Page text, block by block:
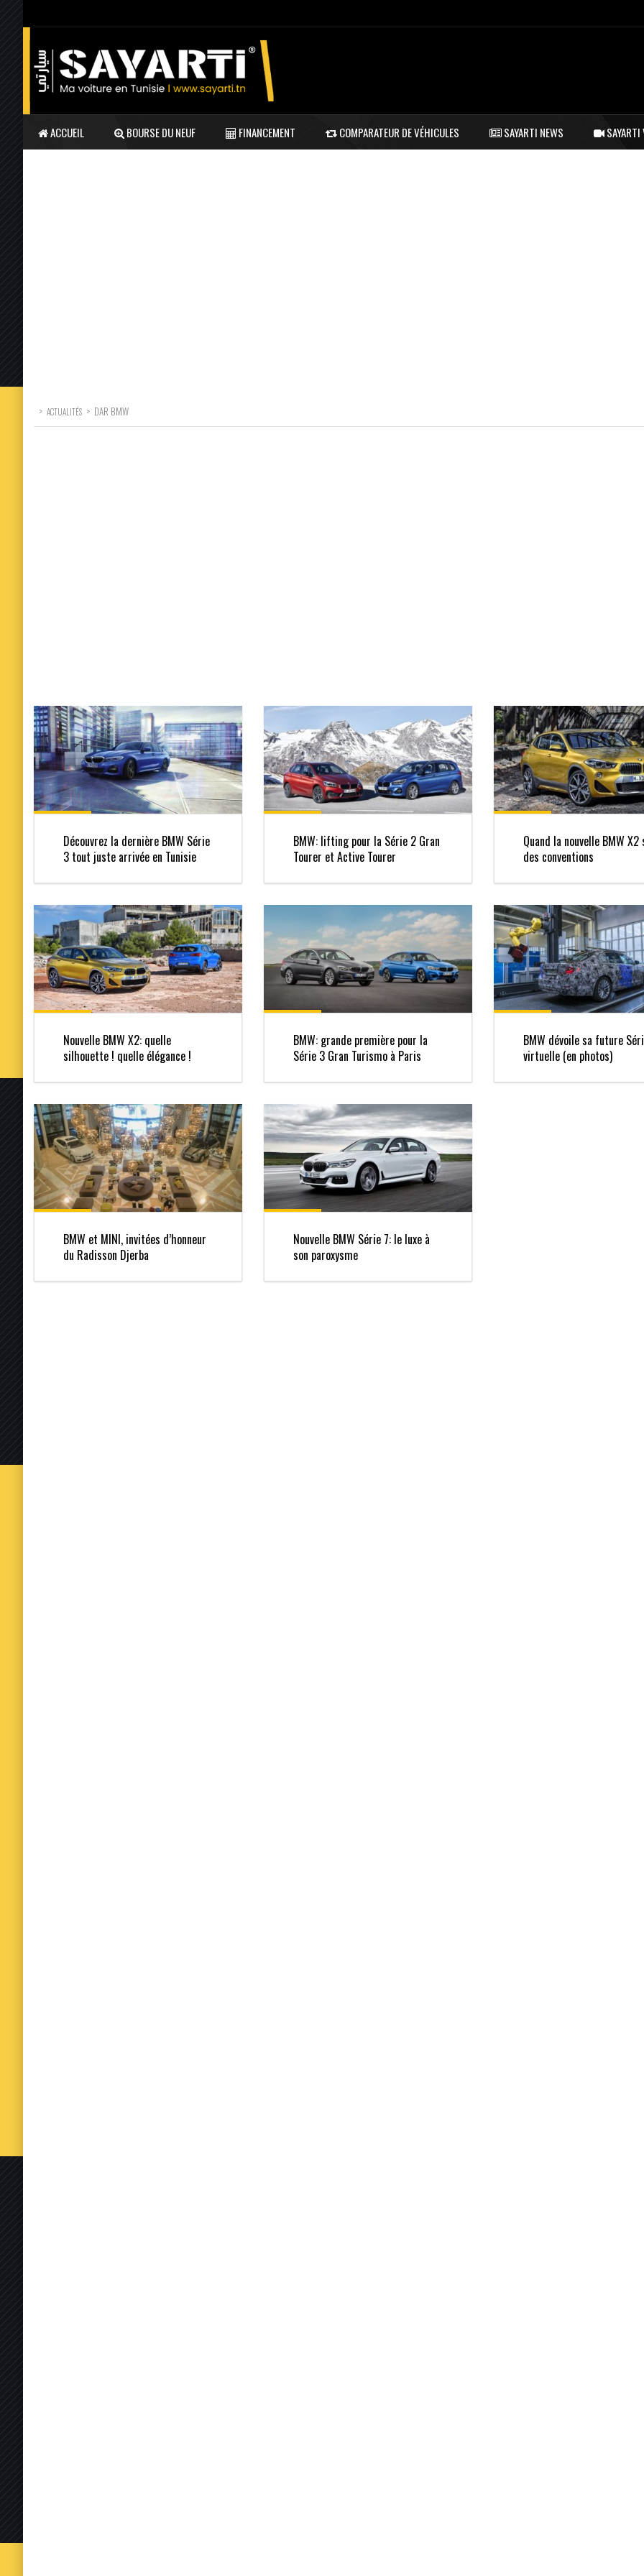
ACCUEIL BOURSE DU NEUF FINANCEMENT COMPARATEUR DE VÉHICULES SAYARTI NEWS
> ACTUALITÉS > DAR BMW
Découvrez la dernière BMW Série
3 tout juste arrivée en Tunisie
BMW: lifting pour la Série 2 Gran
Tourer et Active Tourer
Quand la nouvelle BMW X2
des conventions
Nouvelle BMW X2: quelle
silhouette ! quelle élégance !
BMW: grande première pour la
Série 3 Gran Turismo à Paris
BMW dévoile sa future
virtuelle (en photos)
BMW et MINI, invitées d’honneur
du Radisson Djerba
Nouvelle BMW Série 7: le luxe à
son paroxysme